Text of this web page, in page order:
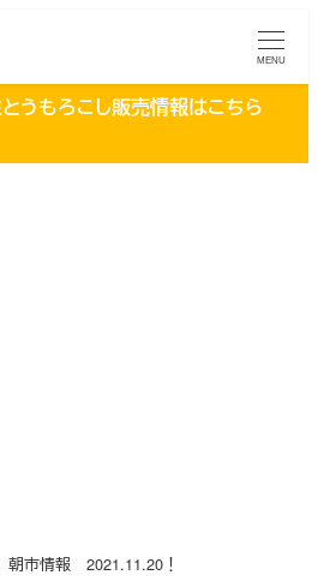
MENU
とうもろこし販売情報はこちら
朝市情報 2021.11.20！